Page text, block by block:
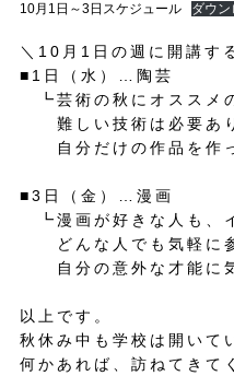
10月1日～3日スケジュール ダウン
＼10月1日の週に開講
■1日（水）…陶芸
┗芸術の秋にオススメ
難しい技術は必要あり
自分だけの作品を作っ
■3日（金）…漫画
┗漫画が好きな人も、
どんな人でも気軽に参
自分の意外な才能に気
以上です。
秋休み中も学校は開いて
何かあれば、訪ねてきて